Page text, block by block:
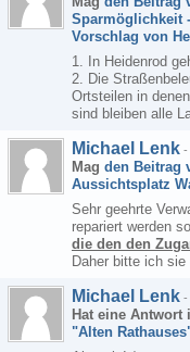
Sparmöglichkeit
Vorschlag von
1. In Heidenrod
2. Die
Ortsteilen in
sind bleiben alle
Michael Lenk -
Mag den Beitrag
Aussichtsplatz
Sehr geehrte
repariert werden
die den den
Daher bitte ich
Michael Lenk -
Hat eine Antwort
"Alten